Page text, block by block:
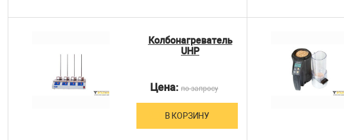
Колбонагреватель
UHP
Цена: по запросу
В КОРЗИНУ